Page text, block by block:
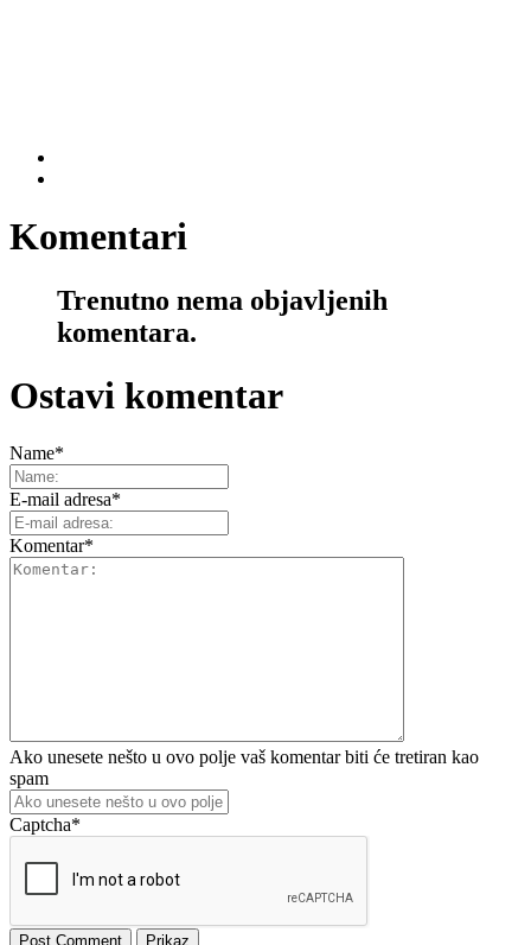
Komentari
Trenutno nema objavljenih
komentara.
Ostavi komentar
Name*
E-mail adresa*
Komentar*
Ako unesete nešto u ovo polje vaš komentar biti će tretiran kao
spam
Captcha*